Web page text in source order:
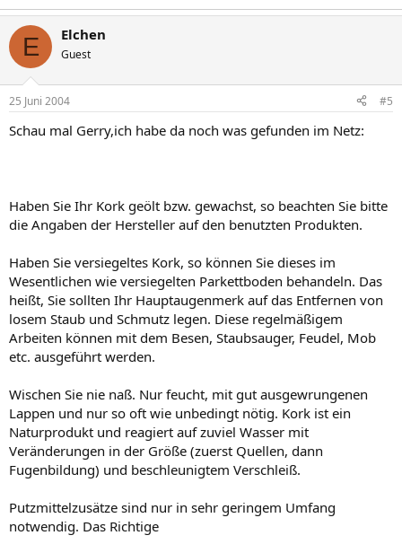
E Elchen
Guest
25 Juni 2004 #5
Schau mal Gerry,ich habe da noch was gefunden im Netz:
Haben Sie Ihr Kork geölt bzw. gewachst, so beachten Sie bitte
die Angaben der Hersteller auf den benutzten Produkten.
Haben Sie versiegeltes Kork, so können Sie dieses im
Wesentlichen wie versiegelten Parkettboden behandeln. Das
heißt, Sie sollten Ihr Hauptaugenmerk auf das Entfernen von
losem Staub und Schmutz legen. Diese regelmäßigem
Arbeiten können mit dem Besen, Staubsauger, Feudel, Mob
etc. ausgeführt werden.
Wischen Sie nie naß. Nur feucht, mit gut ausgewrungenen
Lappen und nur so oft wie unbedingt nötig. Kork ist ein
Naturprodukt und reagiert auf zuviel Wasser mit
Veränderungen in der Größe (zuerst Quellen, dann
Fugenbildung) und beschleunigtem Verschleiß.
Putzmittelzusätze sind nur in sehr geringem Umfang
notwendig. Das Richtige